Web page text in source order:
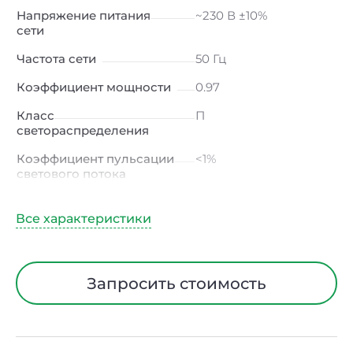
Напряжение питания
сети
~230 В ±10%
Частота сети
50 Гц
Коэффициент мощности
0.97
Класс
светораспределения
П
Коэффициент пульсации
светового потока
<1%
Тип кривой силы света
/ Г (глубокая)
Угол рассеивания
15° / 23° / 30° / 45° / 60°
Запросить стоимость